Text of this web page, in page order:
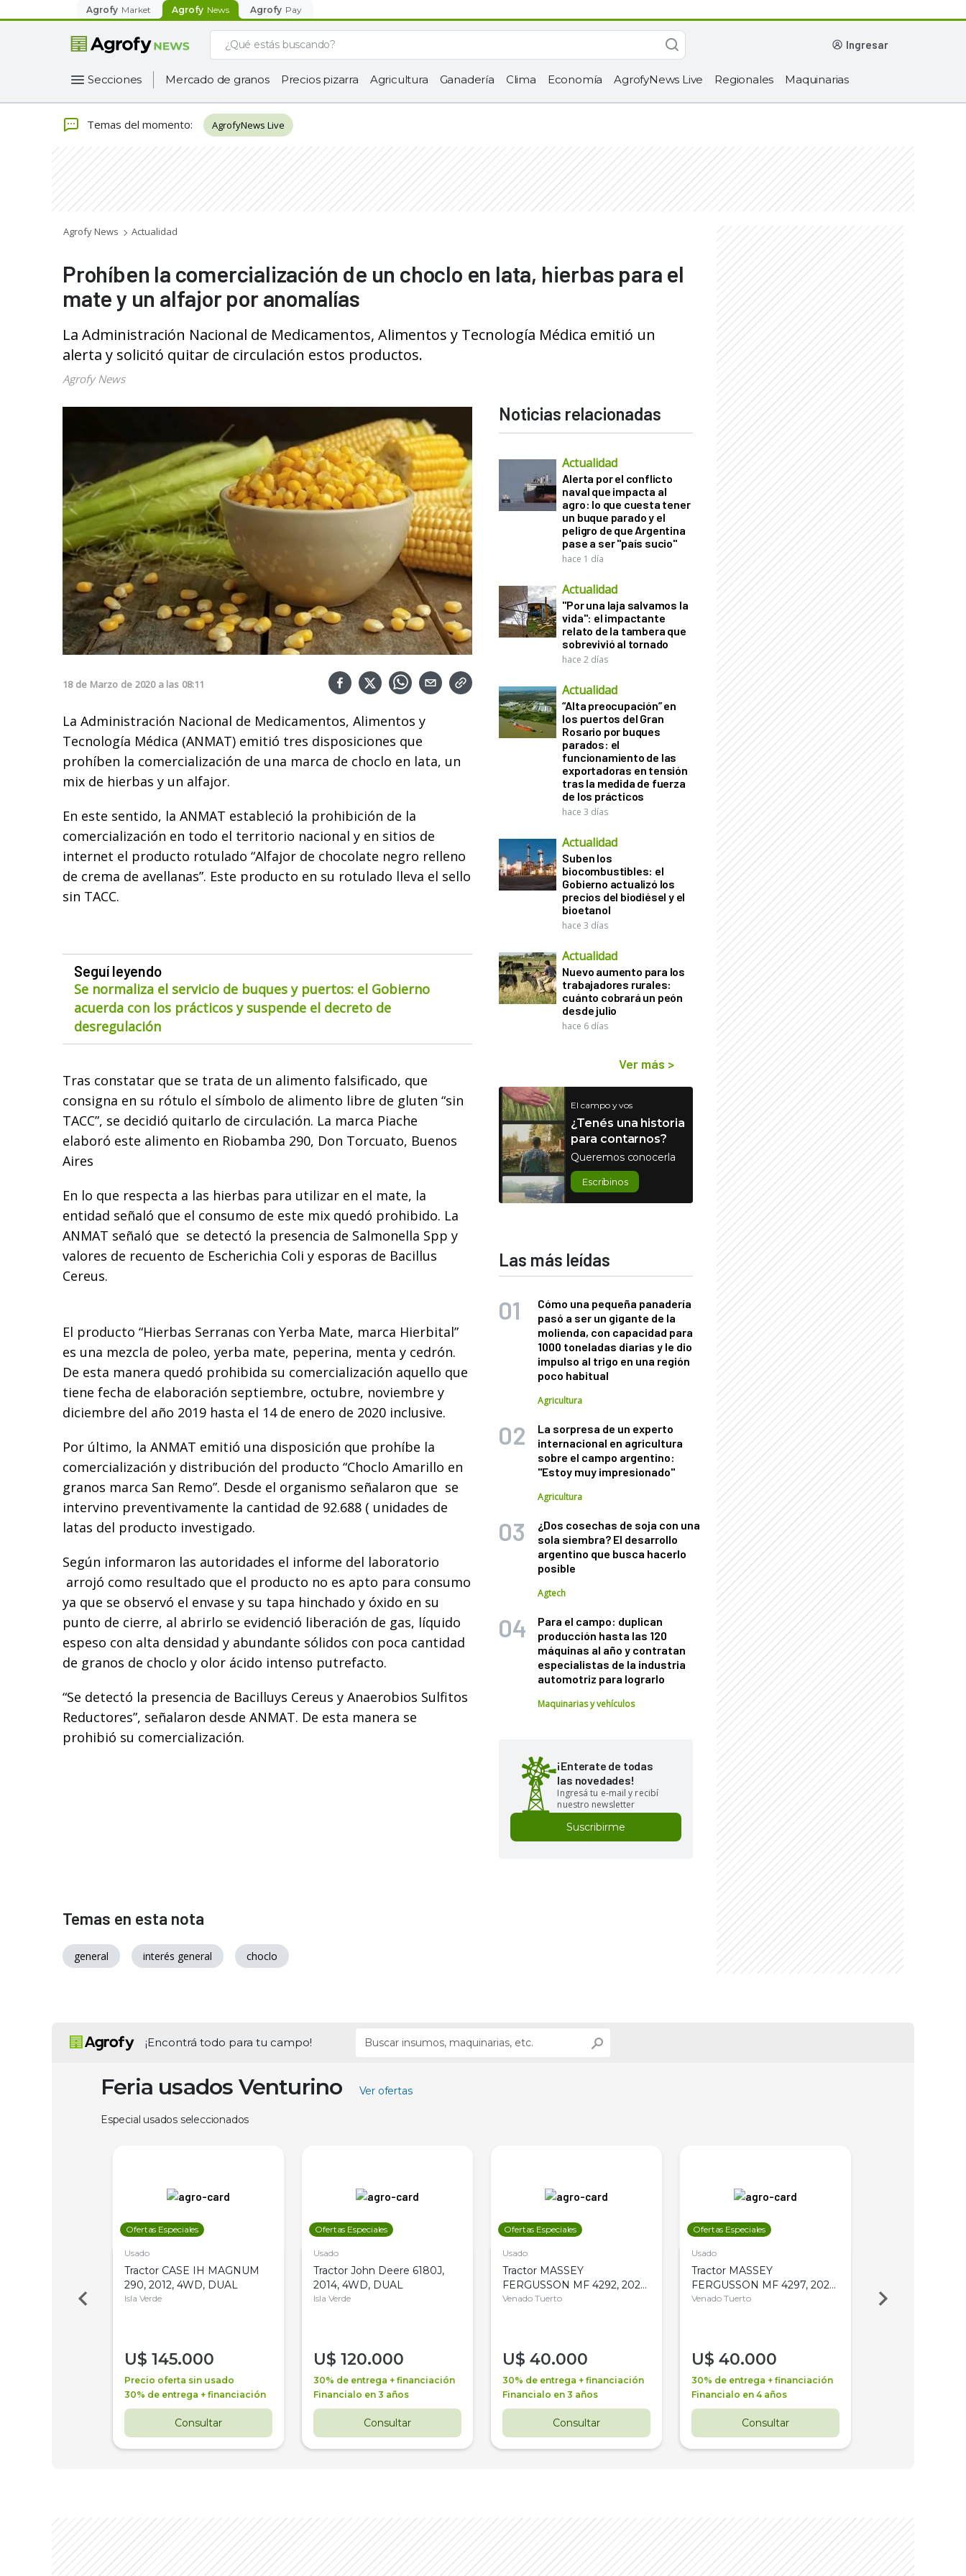
Agrofy Market Agrofy News Agrofy Pay
ingresar
Secciones Mercado de granos Precios pizarra Agricultura Ganadería Clima Economía AgrofyNews Live Regionales Maquinarias
Temas del momento: AgrofyNews Live
Agrofy News Actualidad
Prohíben la comercialización de un choclo en lata, hierbas para el
mate y un alfajor por anomalías
La Administración Nacional de Medicamentos, Alimentos y Tecnología Médica emitió un
alerta y solicitó quitar de circulación estos productos.
Agrofy News
18 de Marzo de 2020 a las 08:11
La Administración Nacional de Medicamentos, Alimentos y
Tecnología Médica (ANMAT) emitió tres disposiciones que
prohíben la comercialización de una marca de choclo en lata, un
mix de hierbas y un alfajor.
En este sentido, la ANMAT estableció la prohibición de la
comercialización en todo el territorio nacional y en sitios de
internet el producto rotulado “Alfajor de chocolate negro relleno
de crema de avellanas”. Este producto en su rotulado lleva el sello
sin TACC.
Seguí leyendo
Se normaliza el servicio de buques y puertos: el Gobierno
acuerda con los prácticos y suspende el decreto de
desregulación
Tras constatar que se trata de un alimento falsificado, que
consigna en su rótulo el símbolo de alimento libre de gluten “sin
TACC”, se decidió quitarlo de circulación. La marca Piache
elaboró este alimento en Riobamba 290, Don Torcuato, Buenos
Aires
En lo que respecta a las hierbas para utilizar en el mate, la
entidad señaló que el consumo de este mix quedó prohibido. La
ANMAT señaló que se detectó la presencia de Salmonella Spp y
valores de recuento de Escherichia Coli y esporas de Bacillus
Cereus.
El producto “Hierbas Serranas con Yerba Mate, marca Hierbital”
es una mezcla de poleo, yerba mate, peperina, menta y cedrón.
De esta manera quedó prohibida su comercialización aquello que
tiene fecha de elaboración septiembre, octubre, noviembre y
diciembre del año 2019 hasta el 14 de enero de 2020 inclusive.
Por último, la ANMAT emitió una disposición que prohíbe la
comercialización y distribución del producto “Choclo Amarillo en
granos marca San Remo”. Desde el organismo señalaron que se
intervino preventivamente la cantidad de 92.688 ( unidades de
latas del producto investigado.
Según informaron las autoridades el informe del laboratorio
arrojó como resultado que el producto no es apto para consumo
ya que se observó el envase y su tapa hinchado y óxido en su
punto de cierre, al abrirlo se evidenció liberación de gas, líquido
espeso con alta densidad y abundante sólidos con poca cantidad
de granos de choclo y olor ácido intenso putrefacto.
“Se detectó la presencia de Bacilluys Cereus y Anaerobios Sulfitos
Reductores”, señalaron desde ANMAT. De esta manera se
prohibió su comercialización.
Noticias relacionadas
Actualidad
Alerta por el conflicto
naval que impacta al
agro: lo que cuesta tener
un buque parado y el
peligro de que Argentina
pase a ser "país sucio"
hace 1 día
Actualidad
"Por una laja salvamos la
vida": el impactante
relato de la tambera que
sobrevivió al tornado
hace 2 días
Actualidad
“Alta preocupación” en
los puertos del Gran
Rosario por buques
parados: el
funcionamiento de las
exportadoras en tensión
tras la medida de fuerza
de los prácticos
hace 3 días
Actualidad
Suben los
biocombustibles: el
Gobierno actualizó los
precios del biodiésel y el
bioetanol
hace 3 días
Actualidad
Nuevo aumento para los
trabajadores rurales:
cuánto cobrará un peón
desde julio
hace 6 días
Ver más >
El campo y vos
¿Tenés una historia
para contarnos?
Queremos conocerla
Escribinos
Las más leídas
Cómo una pequeña panadería
pasó a ser un gigante de la
molienda, con capacidad para
1000 toneladas diarias y le dio
impulso al trigo en una región
poco habitual
Agricultura
La sorpresa de un experto
internacional en agricultura
sobre el campo argentino:
"Estoy muy impresionado"
Agricultura
¿Dos cosechas de soja con una
sola siembra? El desarrollo
argentino que busca hacerlo
posible
Agtech
Para el campo: duplican
producción hasta las 120
máquinas al año y contratan
especialistas de la industria
automotriz para lograrlo
Maquinarias y vehículos
¡Enterate de todas
las novedades!
Ingresá tu e-mail y recibí
nuestro newsletter
Suscribirme
Temas en esta nota
general interés general choclo
¡Encontrá todo para tu campo!
Feria usados Venturino Ver ofertas
Especial usados seleccionados
Ofertas Especiales
Usado
Tractor CASE IH MAGNUM
290, 2012, 4WD, DUAL
Isla Verde
U$ 145.000
Precio oferta sin usado
30% de entrega + financiación
Consultar
Ofertas Especiales
Usado
Tractor John Deere 6180J,
2014, 4WD, DUAL
Isla Verde
U$ 120.000
30% de entrega + financiación
Financialo en 3 años
Consultar
Ofertas Especiales
Usado
Tractor MASSEY
FERGUSSON MF 4292, 2020,
4WD, PATON
Venado Tuerto
U$ 40.000
30% de entrega + financiación
Financialo en 3 años
Consultar
Ofertas Especiales
Usado
Tractor MASSEY
FERGUSSON MF 4297, 2020,
4WD, PATON
Venado Tuerto
U$ 40.000
30% de entrega + financiación
Financialo en 4 años
Consultar
Venado Tuerto